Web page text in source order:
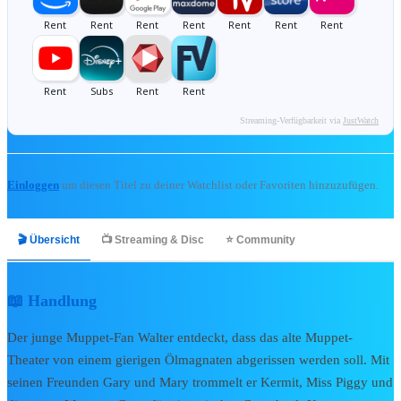
🎬 Kino & Streaming
Bibliothek
Alle Serien
📅 Release Radar →
🔥 Disney+ Neuheiten
🎬 Disney+ Originals
🛋️ Serien-Highlights
Streaming-Verfügbarkeit via JustWatch
Einloggen um diesen Titel zu deiner Watchlist oder Favoriten hinzuzufügen.
🎬 Übersicht 📺 Streaming & Disc ⭐ Community
📖 Handlung
Der junge Muppet-Fan Walter entdeckt, dass das alte Muppet-
Theater von einem gierigen Ölmagnaten abgerissen werden soll. Mit
seinen Freunden Gary und Mary trommelt er Kermit, Miss Piggy und